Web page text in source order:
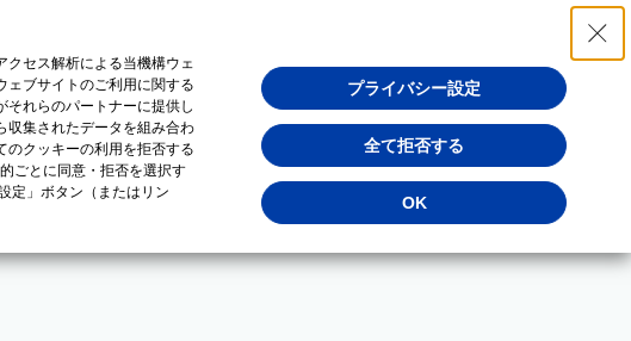
クセス解析による当機構ウェ
ェブサイトのご利用に関する
れらのパートナーに提供し
収集されたデータを組み合わ
のクッキーの利用を拒否する
ごとに同意・拒否を選択す
定」ボタン（またはリン
プライバシー設定
全て拒否する
OK